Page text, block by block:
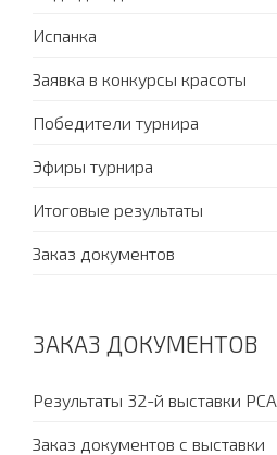
Испанка
Заявка в конкурсы красоты
Победители турнира
Эфиры турнира
Итоговые результаты
Заказ документов
ЗАКАЗ ДОКУМЕНТОВ
Результаты 32-й выставки PCA
Заказ документов с выставки